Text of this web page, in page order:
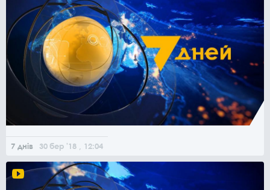
7 днів 30 бер '18 , 12:04